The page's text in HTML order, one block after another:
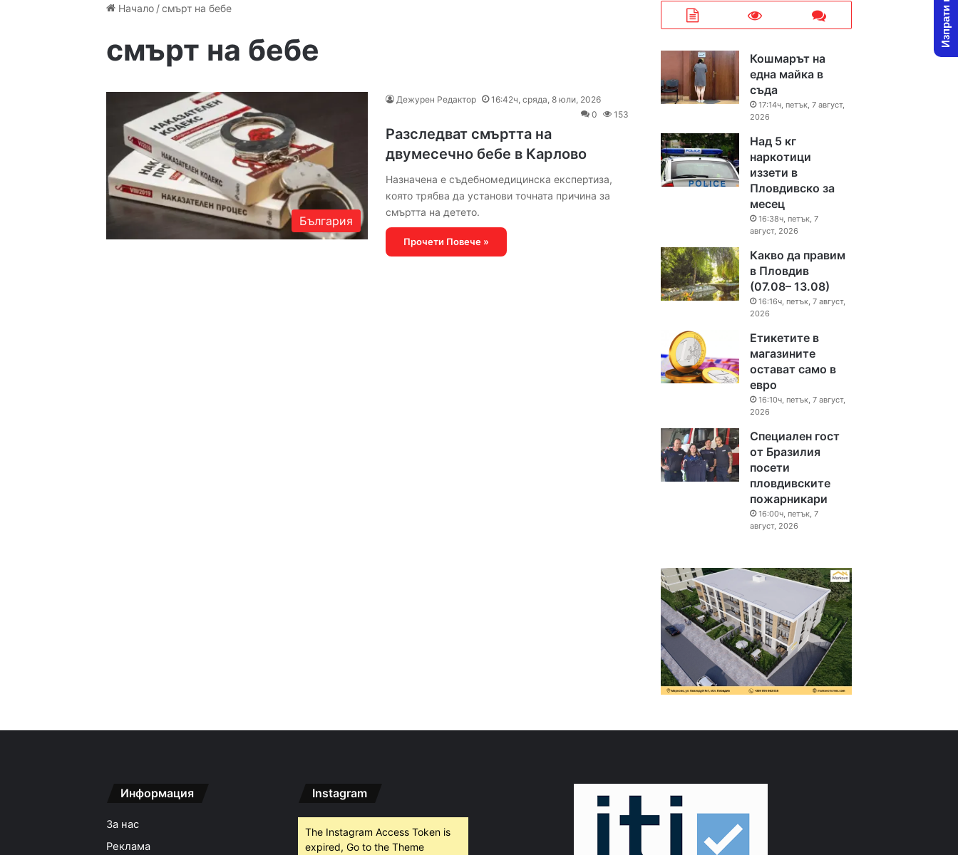
Начало / смърт на бебе
смърт на бебе
България
Дежурен Редактор
16:42ч, сряда, 8 юли, 2026
0
153
Разследват смъртта на
двумесечно бебе в Карлово
Назначена е съдебномедицинска експертиза,
която трябва да установи точната причина за
смъртта на детето.
Прочети Повече »
Кошмарът на
една майка в
съда
17:14ч, петък, 7 август,
2026
Над 5 кг
наркотици
иззети в
Пловдивско за
месец
16:38ч, петък, 7
август, 2026
Какво да правим
в Пловдив
(07.08– 13.08)
16:16ч, петък, 7 август,
2026
Етикетите в
магазините
остават само в
евро
16:10ч, петък, 7 август,
2026
Специален гост
от Бразилия
посети
пловдивските
пожарникари
16:00ч, петък, 7
август, 2026
Информация
За нас
Реклама
Instagram
The Instagram Access Token is
expired, Go to the Theme